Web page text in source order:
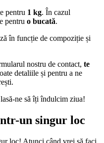
pentru 1 kg. În cazul
pentru o bucată.
în funcție de compoziție și
nostru de contact, te
detaliile și pentru a ne
ne să îți îndulcim ziua!
un singur loc
loc! Atunci când vrei să faci